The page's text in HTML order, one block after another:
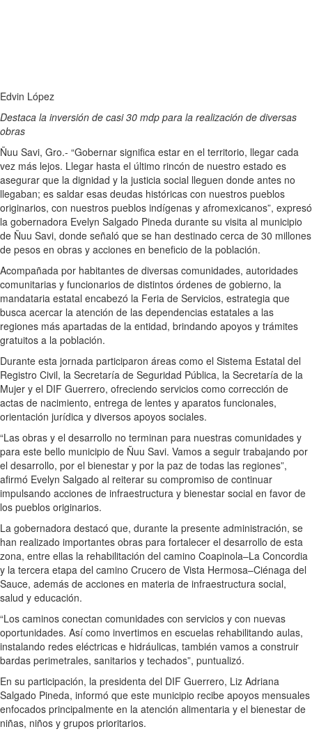
Edvin López
Destaca la inversión de casi 30 mdp para la realización de diversas
obras
Ñuu Savi, Gro.- “Gobernar significa estar en el territorio, llegar cada
vez más lejos. Llegar hasta el último rincón de nuestro estado es
asegurar que la dignidad y la justicia social lleguen donde antes no
llegaban; es saldar esas deudas históricas con nuestros pueblos
originarios, con nuestros pueblos indígenas y afromexicanos”, expresó
la gobernadora Evelyn Salgado Pineda durante su visita al municipio
de Ñuu Savi, donde señaló que se han destinado cerca de 30 millones
de pesos en obras y acciones en beneficio de la población.
Acompañada por habitantes de diversas comunidades, autoridades
comunitarias y funcionarios de distintos órdenes de gobierno, la
mandataria estatal encabezó la Feria de Servicios, estrategia que
busca acercar la atención de las dependencias estatales a las
regiones más apartadas de la entidad, brindando apoyos y trámites
gratuitos a la población.
Durante esta jornada participaron áreas como el Sistema Estatal del
Registro Civil, la Secretaría de Seguridad Pública, la Secretaría de la
Mujer y el DIF Guerrero, ofreciendo servicios como corrección de
actas de nacimiento, entrega de lentes y aparatos funcionales,
orientación jurídica y diversos apoyos sociales.
“Las obras y el desarrollo no terminan para nuestras comunidades y
para este bello municipio de Ñuu Savi. Vamos a seguir trabajando por
el desarrollo, por el bienestar y por la paz de todas las regiones”,
afirmó Evelyn Salgado al reiterar su compromiso de continuar
impulsando acciones de infraestructura y bienestar social en favor de
los pueblos originarios.
La gobernadora destacó que, durante la presente administración, se
han realizado importantes obras para fortalecer el desarrollo de esta
zona, entre ellas la rehabilitación del camino Coapinola–La Concordia
y la tercera etapa del camino Crucero de Vista Hermosa–Ciénaga del
Sauce, además de acciones en materia de infraestructura social,
salud y educación.
“Los caminos conectan comunidades con servicios y con nuevas
oportunidades. Así como invertimos en escuelas rehabilitando aulas,
instalando redes eléctricas e hidráulicas, también vamos a construir
bardas perimetrales, sanitarios y techados”, puntualizó.
En su participación, la presidenta del DIF Guerrero, Liz Adriana
Salgado Pineda, informó que este municipio recibe apoyos mensuales
enfocados principalmente en la atención alimentaria y el bienestar de
niñas, niños y grupos prioritarios.